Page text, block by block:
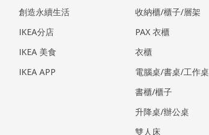
創造永續生活
IKEA分店
IKEA 美食
IKEA APP
收納櫃/櫃子/層架
PAX 衣櫃
衣櫃
電腦桌/書桌/工作桌
書櫃/櫃子
升降桌/辦公桌
雙人床